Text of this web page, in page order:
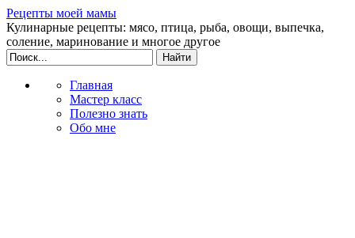
Рецепты моей мамы
Кулинарные рецепты: мясо, птица, рыба, овощи, выпечка,
соление, маринование и многое другое
Главная
Мастер класс
Полезно знать
Обо мне